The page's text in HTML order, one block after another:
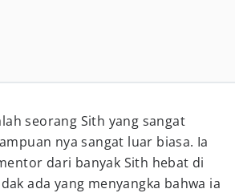
seorang Sith yang sangat
nya sangat luar biasa. Ia
dari banyak Sith hebat di
ada yang menyangka bahwa ia